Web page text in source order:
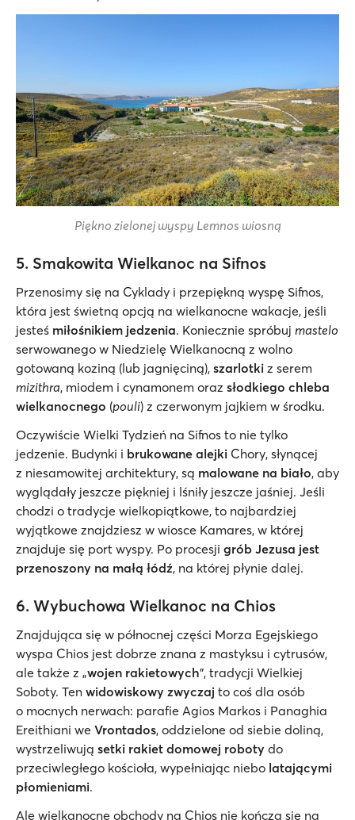
Piękno zielonej wyspy Lemnos wiosną
5. Smakowita Wielkanoc na Sifnos
Przenosimy się na Cyklady i przepiękną wyspę Sifnos,
która jest świetną opcją na wielkanocne wakacje, jeśli
jesteś miłośnikiem jedzenia. Koniecznie spróbuj mastelo
serwowanego w Niedzielę Wielkanocną z wolno
gotowaną koziną (lub jagnięciną), szarlotki z serem
mizithra, miodem i cynamonem oraz słodkiego chleba
wielkanocnego (pouli) z czerwonym jajkiem w środku.
Oczywiście Wielki Tydzień na Sifnos to nie tylko
jedzenie. Budynki i brukowane alejki Chory, słynącej
z niesamowitej architektury, są malowane na biało, aby
wyglądały jeszcze piękniej i lśniły jeszcze jaśniej. Jeśli
chodzi o tradycje wielkopiątkowe, to najbardziej
wyjątkowe znajdziesz w wiosce Kamares, w której
znajduje się port wyspy. Po procesji grób Jezusa jest
przenoszony na małą łódź, na której płynie dalej.
6. Wybuchowa Wielkanoc na Chios
Znajdująca się w północnej części Morza Egejskiego
wyspa Chios jest dobrze znana z mastyksu i cytrusów,
ale także z „wojen rakietowych”, tradycji Wielkiej
Soboty. Ten widowiskowy zwyczaj to coś dla osób
o mocnych nerwach: parafie Agios Markos i Panaghia
Ereithiani we Vrontados, oddzielone od siebie doliną,
wystrzeliwują setki rakiet domowej roboty do
przeciwległego kościoła, wypełniając niebo latającymi
płomieniami.
Ale wielkanocne obchody na Chios nie kończą się na